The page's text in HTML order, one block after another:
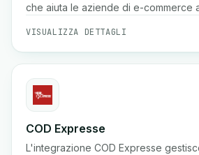
che aiuta le aziende di e-commerce
reale e semplificare i loro processi di
ordini con facilità.
VISUALIZZA DETTAGLI
COD Expresse
L'integrazione COD Expresse